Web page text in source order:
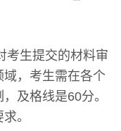
考生提交的材料审
，考生需在各个
及格线是60分。
。